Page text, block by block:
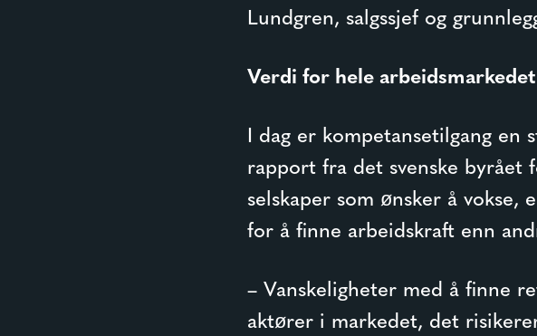
Lundgren, salgssjef og
Verdi for hele arbeidsmarkedet
I dag er kompetansetilgang en
rapport fra det svenske byrået
selskaper som ønsker å
for å finne arbeidskraft enn
– Vanskeligheter med å finne
aktører i markedet, det